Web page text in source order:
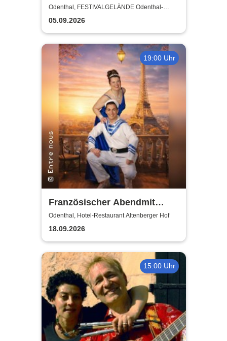
Odenthal, FESTIVALGELÄNDE Odenthal-
Eikamp
05.09.2026
19:00 Uhr
Französischer Abendmit
Entre nous
Odenthal, Hotel-Restaurant Altenberger Hof
18.09.2026
15:00 Uhr